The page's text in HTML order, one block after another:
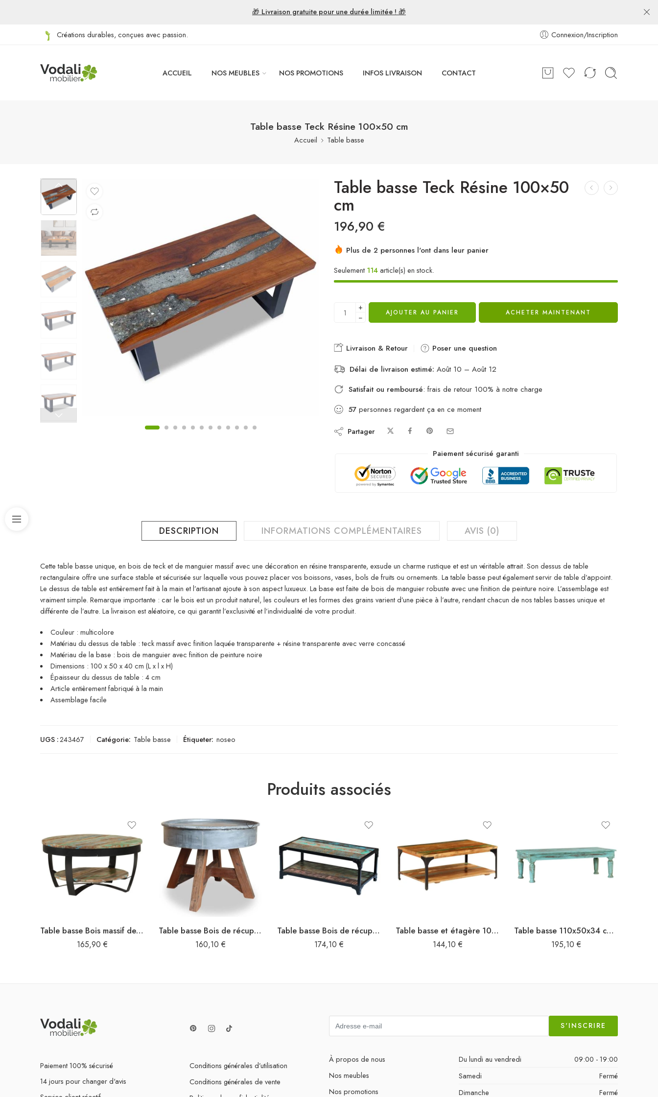
🎁 Livraison gratuite pour une durée limitée ! 🎁
Créations durables, conçues avec passion. Connexion/Inscription
ACCUEIL NOS MEUBLES NOS PROMOTIONS INFOS LIVRAISON CONTACT
Table basse Teck Résine 100×50 cm
Accueil Table basse
Table basse Teck Résine 100×50
cm
196,90 €
Plus de 2 personnes l'ont dans leur panier
Seulement 114article(s) en stock.
+
−
AJOUTER AU PANIER ACHETER MAINTENANT
Livraison & Retour
Poser une question
Délai de livraison estimé: Août 10 – Août 12
Satisfait ou remboursé: frais de retour 100% à notre charge
57 personnes regardent ça en ce moment
Partager
Paiement sécurisé garanti
DESCRIPTION INFORMATIONS COMPLÉMENTAIRES AVIS (0)
Cette table basse unique, en bois de teck et de manguier massif avec une décoration en résine transparente, exsude un charme rustique et est un véritable attrait. Son dessus de table
rectangulaire offre une surface stable et sécurisée sur laquelle vous pouvez placer vos boissons, vases, bols de fruits ou ornements. La table basse peut également servir de table d’appoint.
Le dessus de table est entièrement fait à la main et l’artisanat ajoute à son aspect luxueux. La base est faite de bois de manguier robuste avec une finition de peinture noire. L’assemblage est
vraiment simple. Remarque importante : car le bois est un produit naturel, les couleurs et les formes des grains varient d’une pièce à l’autre, rendant chacun de nos tables basses unique et
différente de l’autre. La livraison est aléatoire, ce qui garantit l’exclusivité et l’individualité de votre produit.
Couleur : multicolore
Matériau du dessus de table : teck massif avec finition laquée transparente + résine transparente avec verre concassé
Matériau de la base : bois de manguier avec finition de peinture noire
Dimensions : 100 x 50 x 40 cm (L x l x H)
Épaisseur du dessus de table : 4 cm
Article entièrement fabriqué à la main
Assemblage facile
UGS :243467 Catégorie: Table basse Étiqueter: noseo
Produits associés
Table basse Bois massif de récupération 65 x 32 cm
165,90 €
Table basse Bois de récupération massif 60 x 45 cm Argenté
160,10 €
Table basse Bois de récupération massif
174,10 €
Table basse et étagère 100x60x35 cm Bois de récupération solide
144,10 €
Table basse 110x50x34 cm Bois de récupération massif
195,10 €
Paiement 100% sécurisé
14 jours pour changer d'avis
Conditions générales d’utilisation
Conditions générales de vente
S'INSCRIRE
À propos de nous
Nos meubles
Nos promotions
Du lundi au vendredi
09:00 - 19:00
Samedi
Fermé
Dimanche
Fermé